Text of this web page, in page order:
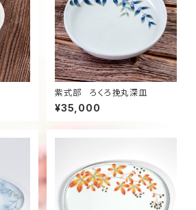
紫式部 ろくろ挽丸深皿
¥35,000